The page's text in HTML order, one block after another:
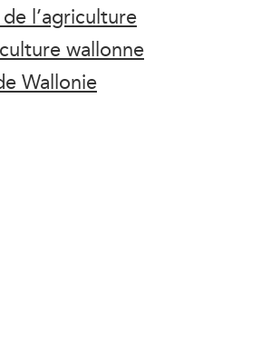
l’agriculture
wallonne
Wallonie